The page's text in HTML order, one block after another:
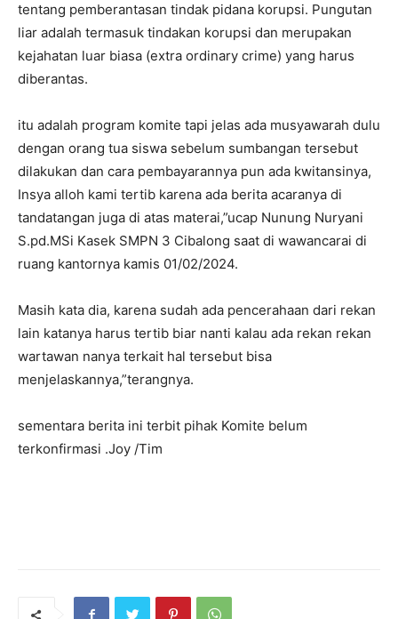
tentang pemberantasan tindak pidana korupsi. Pungutan
liar adalah termasuk tindakan korupsi dan merupakan
kejahatan luar biasa (extra ordinary crime) yang harus
diberantas.
itu adalah program komite tapi jelas ada musyawarah dulu
dengan orang tua siswa sebelum sumbangan tersebut
dilakukan dan cara pembayarannya pun ada kwitansinya,
Insya alloh kami tertib karena ada berita acaranya di
tandatangan juga di atas materai,”ucap Nunung Nuryani
S.pd.MSi Kasek SMPN 3 Cibalong saat di wawancarai di
ruang kantornya kamis 01/02/2024.
Masih kata dia, karena sudah ada pencerahaan dari rekan
lain katanya harus tertib biar nanti kalau ada rekan rekan
wartawan nanya terkait hal tersebut bisa
menjelaskannya,”terangnya.
sementara berita ini terbit pihak Komite belum
terkonfirmasi .Joy /Tim